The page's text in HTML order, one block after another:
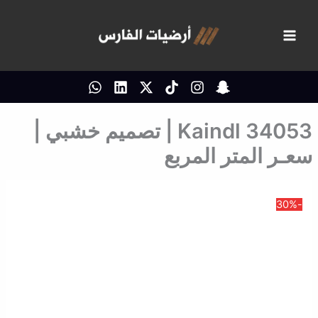
المحتوى
Kaindl 34053 | تصميم خشبي |
سعـر المتر المربع
-30%